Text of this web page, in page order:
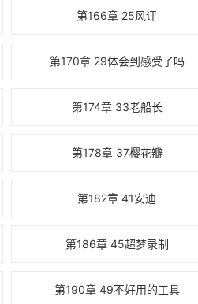
第166章 25风评
第170章 29体会到感受了吗
第174章 33老船长
第178章 37樱花瓣
第182章 41安迪
第186章 45超梦录制
第190章 49不好用的工具